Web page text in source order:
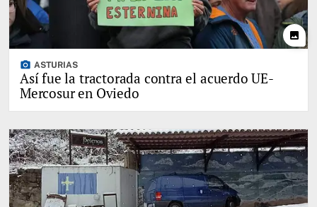
photo
photo_camera ASTURIAS
Así fue la tractorada contra el acuerdo UE-
Mercosur en Oviedo